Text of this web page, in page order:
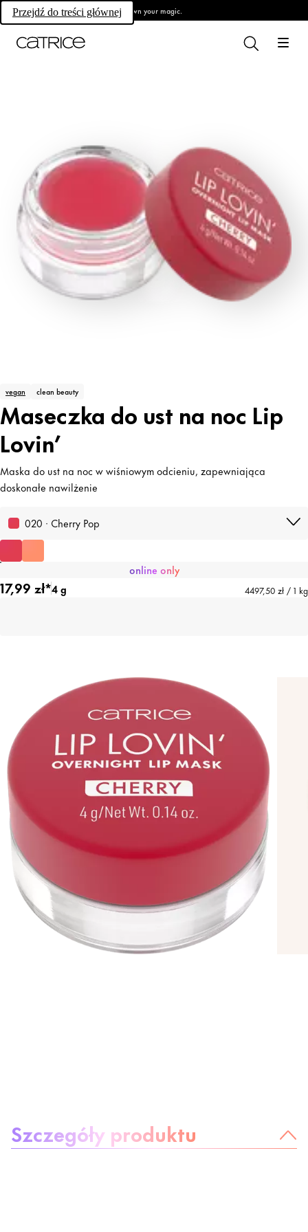
Przejdź do treści głównej Own your magic.
vegan clean beauty
Maseczka do ust na noc Lip
Lovin’
Maska do ust na noc w wiśniowym odcieniu, zapewniająca
doskonałe nawilżenie
020 · Cherry Pop
online only
17,99 zł*4 g 4497,50 zł / 1 kg
Szczegóły produktu